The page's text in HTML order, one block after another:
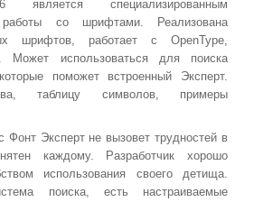
является специализированным
со шрифтами. Реализована
шрифтов, работает с OpenType,
Может использоваться для поиска
поможет встроенный Эксперт.
таблицу символов, примеры
Фонт Эксперт не вызовет трудностей в
каждому. Разработчик хорошо
использования своего детища.
поиска, есть настраиваемые